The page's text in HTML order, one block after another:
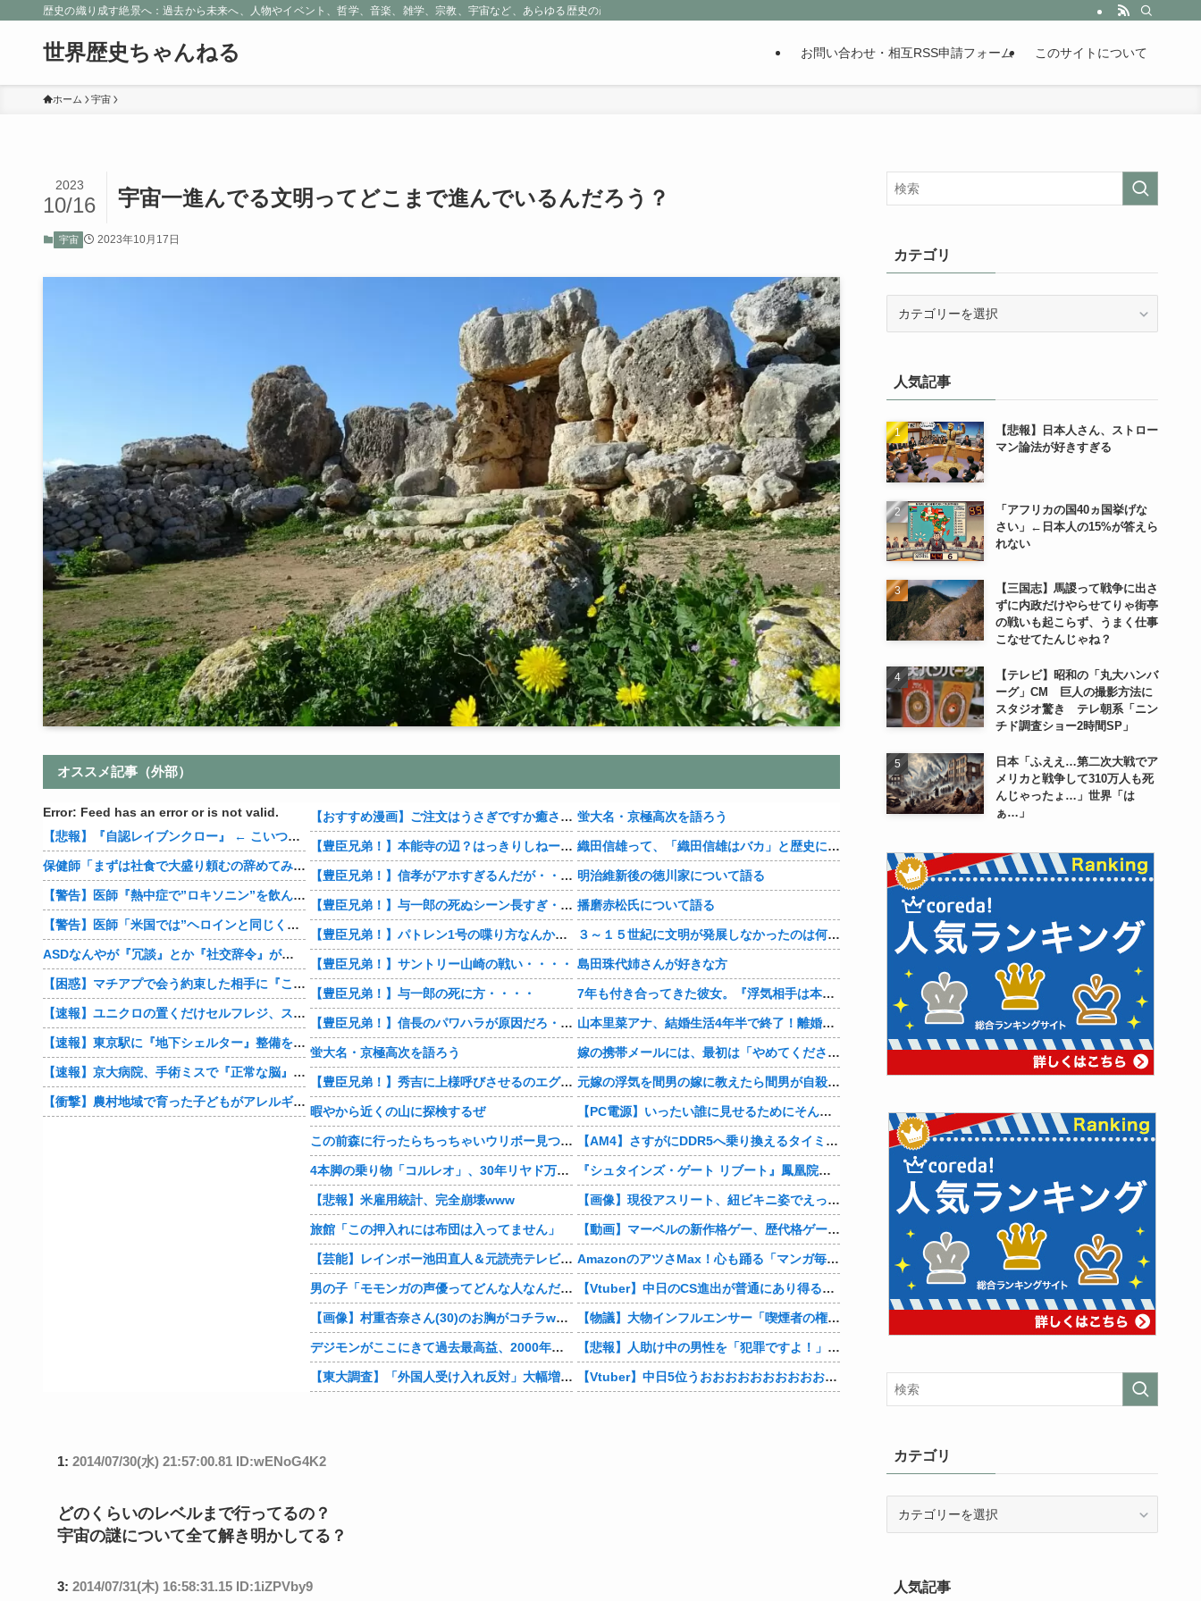
歴史の織り成す絶景へ：過去から未来へ、人物やイベント、哲学、音楽、雑学、宗教、宇宙など、あらゆる歴史の産物に包まれる魅惑の世界を探求しよう。歴史が苦手な人も魅了するまとめサイトです。
世界歴史ちゃんねる お問い合わせ・相互RSS申請フォーム このサイトについて
ホーム 宇宙
宇宙一進んでる文明ってどこまで進んでいるんだろう？
2023
10/16
宇宙 2023年10月17日
オススメ記事（外部）
Error: Feed has an error or is not valid.
【悲報】『自認レイブンクロー』 ← こいつらのタチ悪い率は異常
保健師「まずは社食で大盛り頼むの辞めてみます？」 ワイ「…食っちゃいけないものを売ってるのか？」
【警告】医師『熱中症で”ロキソニン”を飲んではいけない理由がこれ』
【警告】医師「米国では”ヘロインと同じくらいヤバい薬”が日本では平気で処方されてる」
ASDなんやが『冗談』とか『社交辞令』がマジでわからなくて怖い
【困惑】マチアプで会う約束した相手に『この返信』送ったらブロックされたんやが…
【速報】ユニクロの置くだけセルフレジ、スーパーにも導入へ
【速報】東京駅に『地下シェルター』整備を正式表明
【速報】京大病院、手術ミスで『正常な脳』を摘出 → 患者は自発呼吸不可能な植物状態に
【衝撃】農村地域で育った子どもがアレルギーやぜん息になりにくい『農場効果』を引き起こす細菌が判明
【おすすめ漫画】ご注文はうさぎですか癒される・・・・
【豊臣兄弟！】本能寺の辺？はっきりしねーなどこなんだよ・・・・
【豊臣兄弟！】信孝がアホすぎるんだが・・・・
【豊臣兄弟！】与一郎の死ぬシーン長すぎ・・・・
【豊臣兄弟！】パトレン1号の喋り方なんかクセになる・・・・
【豊臣兄弟！】サントリー山崎の戦い・・・・
【豊臣兄弟！】与一郎の死に方・・・・
【豊臣兄弟！】信長のパワハラが原因だろ・・・？
蛍大名・京極高次を語ろう
【豊臣兄弟！】秀吉に上様呼びさせるのエグいな・・・・
暇やから近くの山に探検するぜ
この前森に行ったらちっちゃいウリボー見つけた
4本脚の乗り物「コルレオ」、30年リヤド万博で披露へ 川崎重工が35年発売目指す
【悲報】米雇用統計、完全崩壊www
旅館「この押入れには布団は入ってません」
【芸能】レインボー池田直人＆元読売テレビ・佐藤佳奈アナが結婚
男の子「モモンガの声優ってどんな人なんだろ」→ググる
【画像】村重杏奈さん(30)のお胸がコチラwwwwwwwwwwww
デジモンがここにきて過去最高益、2000年のアニメ放送当時を上回る
【東大調査】「外国人受け入れ反対」大幅増 若い世代で多く
蛍大名・京極高次を語ろう
織田信雄って、「織田信雄はバカ」と歴史に書かれているが今まで家が残っているんでバカではないよな？
明治維新後の徳川家について語る
播磨赤松氏について語る
３～１５世紀に文明が発展しなかったのは何故か？
島田珠代姉さんが好きな方
7年も付き合ってきた彼女。『浮気相手は本気で好き、でも今の生活は壊したくない。あなたは家族で、浮気相手は恋人。それじゃ駄目なの？』人の心なんて持ってなかったｗ
山本里菜アナ、結婚生活4年半で終了！離婚コメントには疑問の声
嫁の携帯メールには、最初は「やめてください。警察に相談します」とかだったけど、最近は「昨日もすごかった。間君のが中でビクピｋ（ｒｙ」とｗ しかも羽目鳥も満載だった！
元嫁の浮気を間男の嫁に教えたら間男が自殺して、間男嫁から感謝されつつ元嫁に『いつ死ぬの？』と笑顔で言われた衝撃
【PC電源】いったい誰に見せるためにそんな所にLCD付けるのかな
【AM4】さすがにDDR5へ乗り換えるタイミング逃し感が半端ない
『シュタインズ・ゲート リブート』鳳凰院凶真が存在しないγ（ガンマ）世界線が追加される
【画像】現役アスリート、紐ビキニ姿でえっちな肉体ボロンwww
【動画】マーベルの新作格ゲー、歴代格ゲーのパロディが多すぎて話題にwwwwwww
AmazonのアツさMax！心も踊る「マンガ毎週末セール（50%還元）」2日目襲来！他
【Vtuber】中日のCS進出が普通にあり得るセリーグ他
【物議】大物インフルエンサー「喫煙者の権利がマジで侵害されてる。いくら税金払ってるんだ」他
【悲報】人助け中の男性を「犯罪ですよ！」と責めた女性、警察が来た瞬間逃げる他
【Vtuber】中日5位うおおおおおおおおおおおおおおおお他
1: 2014/07/30(水) 21:57:00.81 ID:wENoG4K2
どのくらいのレベルまで行ってるの？
宇宙の謎について全て解き明かしてる？
3: 2014/07/31(木) 16:58:31.15 ID:1iZPVby9
カテゴリ
人気記事
【悲報】日本人さん、ストロー
マン論法が好きすぎる
「アフリカの国40ヵ国挙げな
さい」←日本人の15%が答えら
れない
【三国志】馬謖って戦争に出さ
ずに内政だけやらせてりゃ街亭
の戦いも起こらず、うまく仕事
こなせてたんじゃね？
【テレビ】昭和の「丸大ハンバ
ーグ」CM 巨人の撮影方法に
スタジオ驚き テレ朝系「ニン
チド調査ショー2時間SP」
日本「ふええ…第二次大戦でア
メリカと戦争して310万人も死
んじゃったょ…」世界「は
ぁ…」
カテゴリ
人気記事